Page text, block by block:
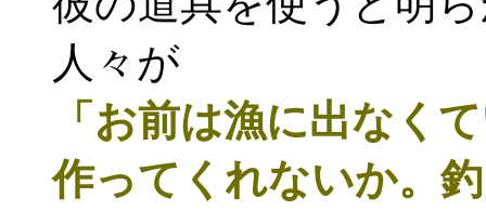
人々が
「お前は漁に出なく
作ってくれないか。